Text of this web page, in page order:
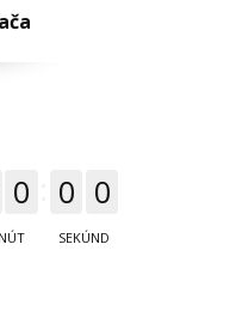
0 0 0
SEKÚND